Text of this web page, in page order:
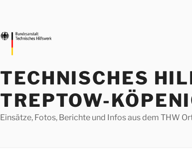
TECHNISCHES
TREPTOW-
Einsätze, Fotos, Berichte und Infos aus dem THW